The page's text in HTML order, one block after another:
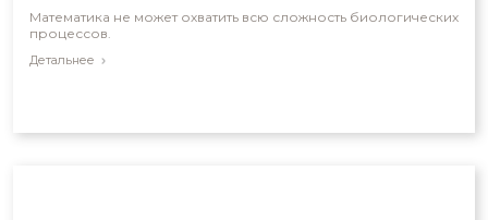
Математика не может охватить всю сложность биологических
процессов.
Детальнее